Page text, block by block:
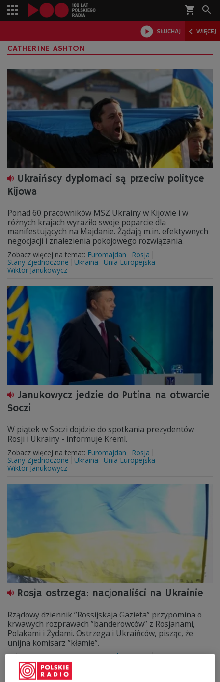
shopping_cart 
 SŁUCHAJ  WIĘCEJ

CATHERINE ASHTON
Ukraińscy dyplomaci są przeciw polityce
Kijowa
Ponad 60 pracowników MSZ Ukrainy w Kijowie i w
różnych krajach wyraziło swoje poparcie dla
manifestujących na Majdanie. Żądają m.in. efektywnych
negocjacji i znalezienia pokojowego rozwiązania.
Zobacz więcej na temat: Euromajdan
Rosja
Stany Zjednoczone
Ukraina
Unia Europejska
Wiktor Janukowycz
Janukowycz jedzie do Putina na otwarcie
Soczi
W piątek w Soczi dojdzie do spotkania prezydentów
Rosji i Ukrainy - informuje Kreml.
Zobacz więcej na temat: Euromajdan
Rosja
Stany Zjednoczone
Ukraina
Unia Europejska
Wiktor Janukowycz
Rosja ostrzega: nacjonaliści na Ukrainie
Rządowy dziennik ”Rossijskaja Gazieta” przypomina o
krwawych rozprawach ”banderowców” z Rosjanami,
Polakami i Żydami. Ostrzega i Ukraińców, pisząc, że
unijna komisarz ”kłamie”.
Zobacz więcej na temat:Euromajdan Rosja
Stany Zjednoczone
Wiktor Janukowycz